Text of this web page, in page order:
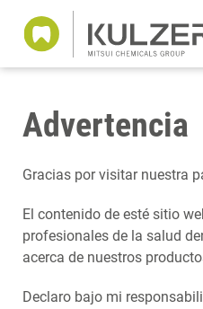
Advertencia
Gracias por visitar nuestra
El contenido de esté sitio
profesionales de la salud
acerca de nuestros
Declaro bajo mi